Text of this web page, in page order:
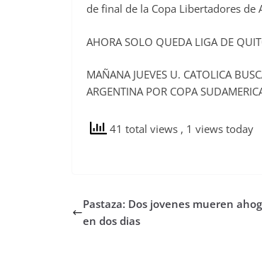
de final de la Copa Libertadores de
AHORA SOLO QUEDA LIGA DE
MAÑANA JUEVES U. CATOLICA
ARGENTINA POR COPA
41 total views , 1 views today
Pastaza: Dos jovenes mueren
en dos dias